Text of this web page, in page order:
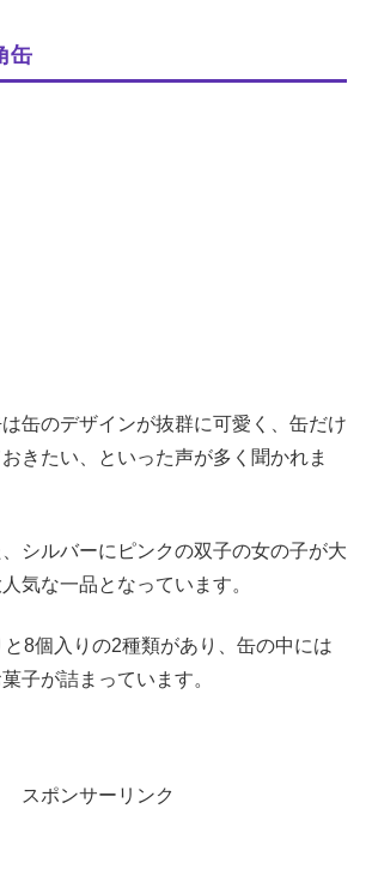
缶
缶のデザインが抜群に可愛く、缶だけ
きたい、といった声が多く聞かれま
シルバーにピンクの双子の女の子が大
気な一品となっています。
8個入りの2種類があり、缶の中には
子が詰まっています。
スポンサーリンク